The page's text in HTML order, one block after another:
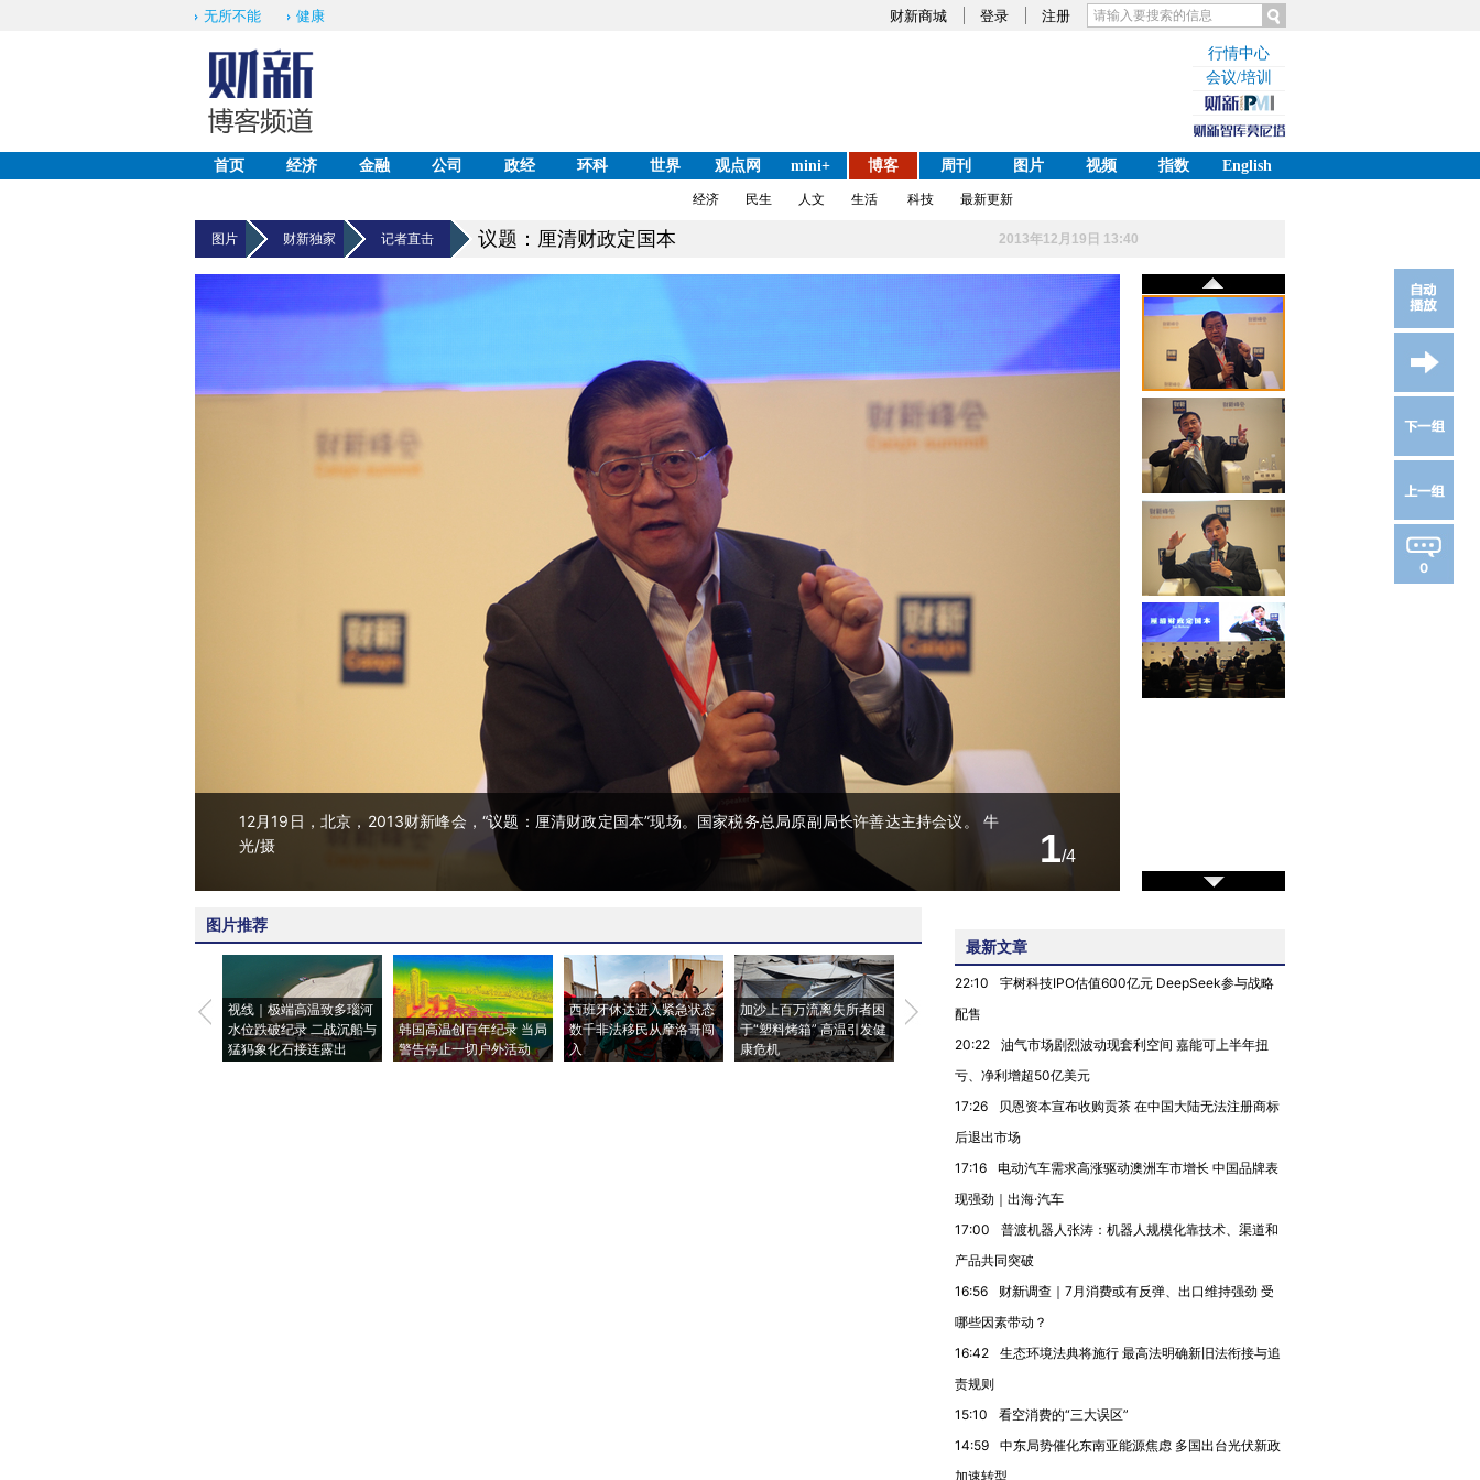
财新商城 登录 注册
无所不能 健康
行情中心
会议/培训
首页 经济 金融 公司 政经 环科 世界 观点网 mini+ 博客 周刊 图片 视频 指数
English
经济
民生 人文 生活 科技 最新更新
图片 财新独家 记者直击 议题：厘清财政定国本 2013年12月19日 13:40
收藏
0
12月19日，北京，2013财新峰会，“议题：厘清财政定国本”现场。国家税务总局原副局长许善达主持会议。 牛
光/摄
1/4
图片推荐
视线｜极端高温致多瑙河
水位跌破纪录 二战沉船与
猛犸象化石接连露出
韩国高温创百年纪录 当局
警告停止一切户外活动
西班牙休达进入紧急状态
数千非法移民从摩洛哥闯
入
加沙上百万流离失所者困
于“塑料烤箱” 高温引发健
康危机
视线｜HYROX的吸金
心“花钱找虐”？
毒品
育部长拱下台
最新文章
22:10
宇树科技IPO估值600亿元 DeepSeek参与战略
配售
20:22
油气市场剧烈波动现套利空间 嘉能可上半年扭
亏、净利增超50亿美元
17:26
贝恩资本宣布收购贡茶 在中国大陆无法注册商标
后退出市场
17:16
电动汽车需求高涨驱动澳洲车市增长 中国品牌表
现强劲｜出海·汽车
17:00
普渡机器人张涛：机器人规模化靠技术、渠道和
产品共同突破
16:56
财新调查｜7月消费或有反弹、出口维持强劲 受
哪些因素带动？
16:42
生态环境法典将施行 最高法明确新旧法衔接与追
责规则
15:10
看空消费的“三大误区”
14:59
中东局势催化东南亚能源焦虑 多国出台光伏新政
加速转型